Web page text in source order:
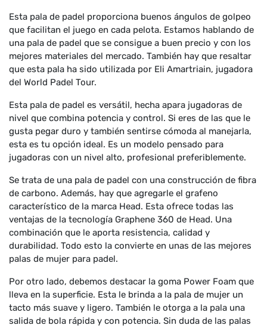
Esta pala de padel proporciona buenos ángulos de golpeo
que facilitan el juego en cada pelota. Estamos hablando de
una pala de padel que se consigue a buen precio y con los
mejores materiales del mercado. También hay que resaltar
que esta pala ha sido utilizada por Eli Amartriain, jugadora
del World Padel Tour.
Esta pala de padel es versátil, hecha apara jugadoras de
nivel que combina potencia y control. Si eres de las que le
gusta pegar duro y también sentirse cómoda al manejarla,
esta es tu opción ideal. Es un modelo pensado para
jugadoras con un nivel alto, profesional preferiblemente.
Se trata de una pala de padel con una construcción de fibra
de carbono. Además, hay que agregarle el grafeno
característico de la marca Head. Esta ofrece todas las
ventajas de la tecnología Graphene 360 de Head. Una
combinación que le aporta resistencia, calidad y
durabilidad. Todo esto la convierte en unas de las mejores
palas de mujer para padel.
Por otro lado, debemos destacar la goma Power Foam que
lleva en la superficie. Esta le brinda a la pala de mujer un
tacto más suave y ligero. También le otorga a la pala una
salida de bola rápida y con potencia. Sin duda de las palas